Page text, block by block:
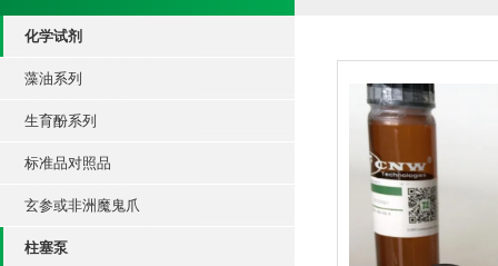
化学试剂
藻油系列
生育酚系列
标准品对照品
玄参或非洲魔鬼爪
柱塞泵